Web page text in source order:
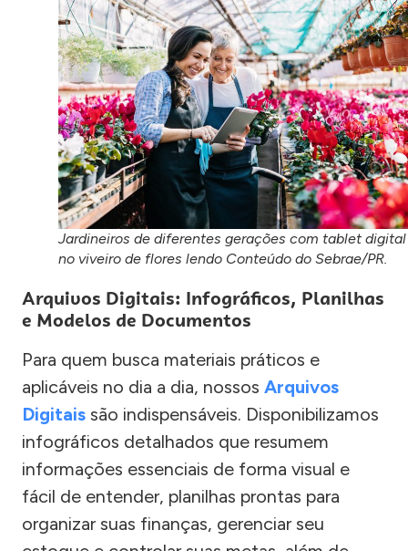
Jardineiros de diferentes gerações com tablet digital
no viveiro de flores lendo Conteúdo do Sebrae/PR.
Arquivos Digitais: Infográficos, Planilhas
e Modelos de Documentos
Para quem busca materiais práticos e
aplicáveis no dia a dia, nossos Arquivos
Digitais são indispensáveis. Disponibilizamos
infográficos detalhados que resumem
informações essenciais de forma visual e
fácil de entender, planilhas prontas para
organizar suas finanças, gerenciar seu